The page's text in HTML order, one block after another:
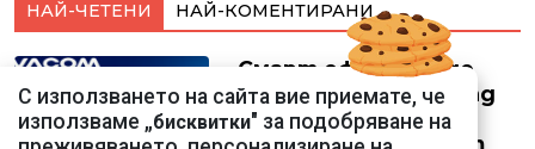
НАЙ-ЧЕТЕНИ НАЙ-КОМЕНТИРАНИ
Смарт оферти с до
90% отстъпка за над
150 устройства от
Vivacom през август
С използването на сайта вие приемате, че
използваме „бисквитки" за подобряване на